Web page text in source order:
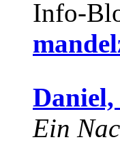
Info-
Daniel,
Ein